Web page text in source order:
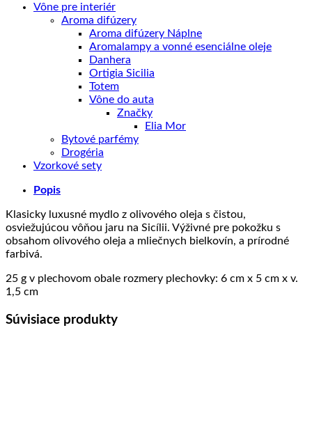
Vône pre interiér
Aroma difúzery
Aroma difúzery Náplne
Aromalampy a vonné esenciálne oleje
Danhera
Ortigia Sicilia
Totem
Vône do auta
Značky
Elia Mor
Bytové parfémy
Drogéria
Vzorkové sety
Popis
Klasicky luxusné mydlo z olivového oleja s čistou,
osviežujúcou vôňou jaru na Sicílii. Výživné pre pokožku s
obsahom olivového oleja a mliečnych bielkovín, a prírodné
farbivá.
25 g v plechovom obale rozmery plechovky: 6 cm x 5 cm x v.
1,5 cm
Súvisiace produkty